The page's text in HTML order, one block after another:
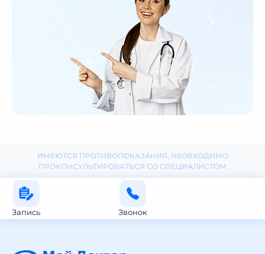
ИМЕЮТСЯ ПРОТИВОПОКАЗАНИЯ, НЕОБХОДИМО
ПРОКОНСУЛЬТИРОВАТЬСЯ СО СПЕЦИАЛИСТОМ
Запись Звонок